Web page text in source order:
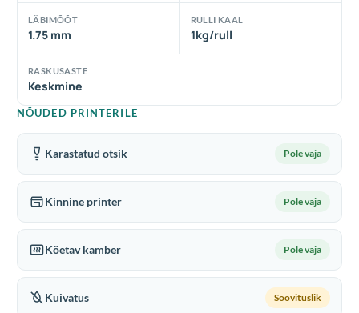
LÄBIMÕÕT
1.75 mm
RULLI KAAL
1kg/rull
RASKUSASTE
Keskmine
NÕUDED PRINTERILE
Karastatud otsik Pole vaja
Kinnine printer Pole vaja
Köetav kamber Pole vaja
Kuivatus Soovituslik